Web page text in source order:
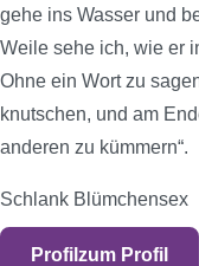
gehe ins Wasser und
Weile sehe ich, wie er
Ohne ein Wort zu
knutschen, und am
anderen zu kümmern“.
Schlank Blümchensex
Profil zum Profil